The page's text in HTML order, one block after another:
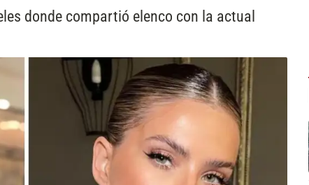
donde compartió elenco con la actual